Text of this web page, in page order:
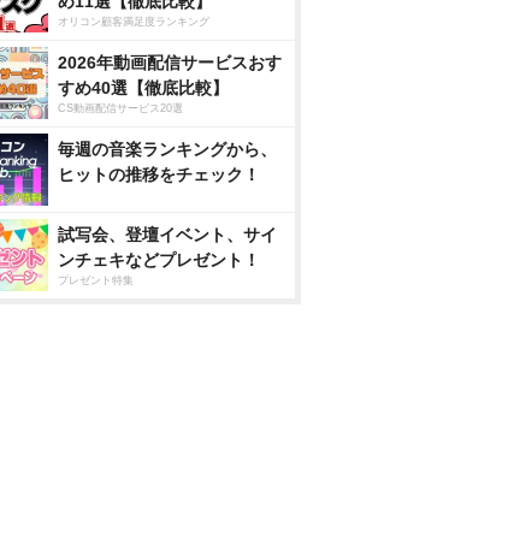
オリコン顧客満足度ランキング
2026年動画配信サービスおす
すめ40選【徹底比較】
CS動画配信サービス20選
毎週の音楽ランキングから、
ヒットの推移をチェック！
試写会、登壇イベント、サイ
ンチェキなどプレゼント！
プレゼント特集